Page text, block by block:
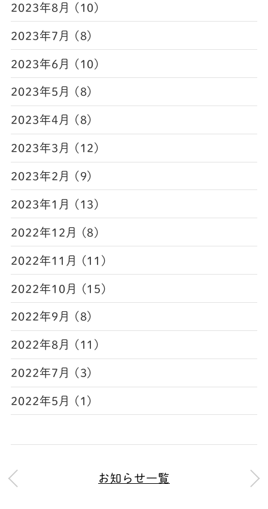
2023年8月 (10)
2023年7月 (8)
2023年6月 (10)
2023年5月 (8)
2023年4月 (8)
2023年3月 (12)
2023年2月 (9)
2023年1月 (13)
2022年12月 (8)
2022年11月 (11)
2022年10月 (15)
2022年9月 (8)
2022年8月 (11)
2022年7月 (3)
2022年5月 (1)
お知らせ一覧